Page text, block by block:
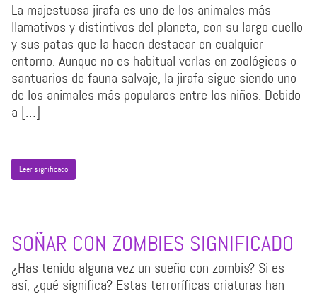
La majestuosa jirafa es uno de los animales más
llamativos y distintivos del planeta, con su largo cuello
y sus patas que la hacen destacar en cualquier
entorno. Aunque no es habitual verlas en zoológicos o
santuarios de fauna salvaje, la jirafa sigue siendo uno
de los animales más populares entre los niños. Debido
a […]
Leer significado
SOÑAR CON ZOMBIES SIGNIFICADO
¿Has tenido alguna vez un sueño con zombis? Si es
así, ¿qué significa? Estas terroríficas criaturas han